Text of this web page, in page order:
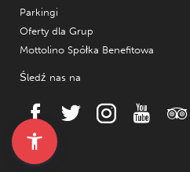
Parkingi
Oferty dla Grup
Mottolino Spółka Benefitowa
Śledź nas na